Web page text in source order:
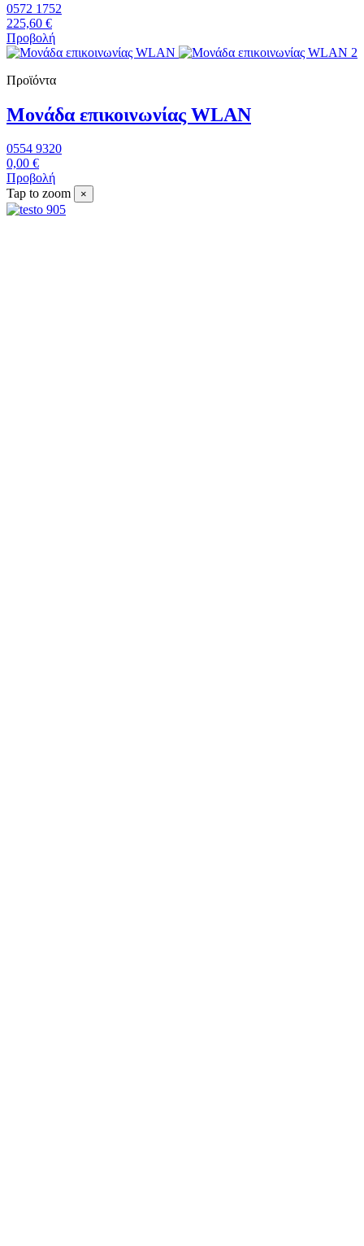
0572 1752
225,60 €
Προβολή
Προϊόντα
Μονάδα επικοινωνίας WLAN
0554 9320
0,00 €
Προβολή
Tap to zoom
×